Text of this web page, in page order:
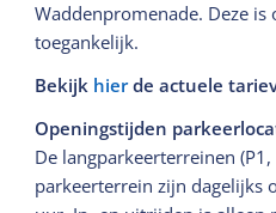
Waddenpromenade. Deze
toegankelijk.
Bekijk hierde actuele
Openingstijden
De langparkeerterreinen (P1,
parkeerterrein zijn dagelijks